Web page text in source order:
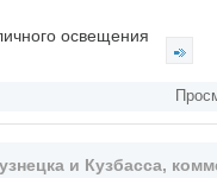
освещения
и Кузбасса,